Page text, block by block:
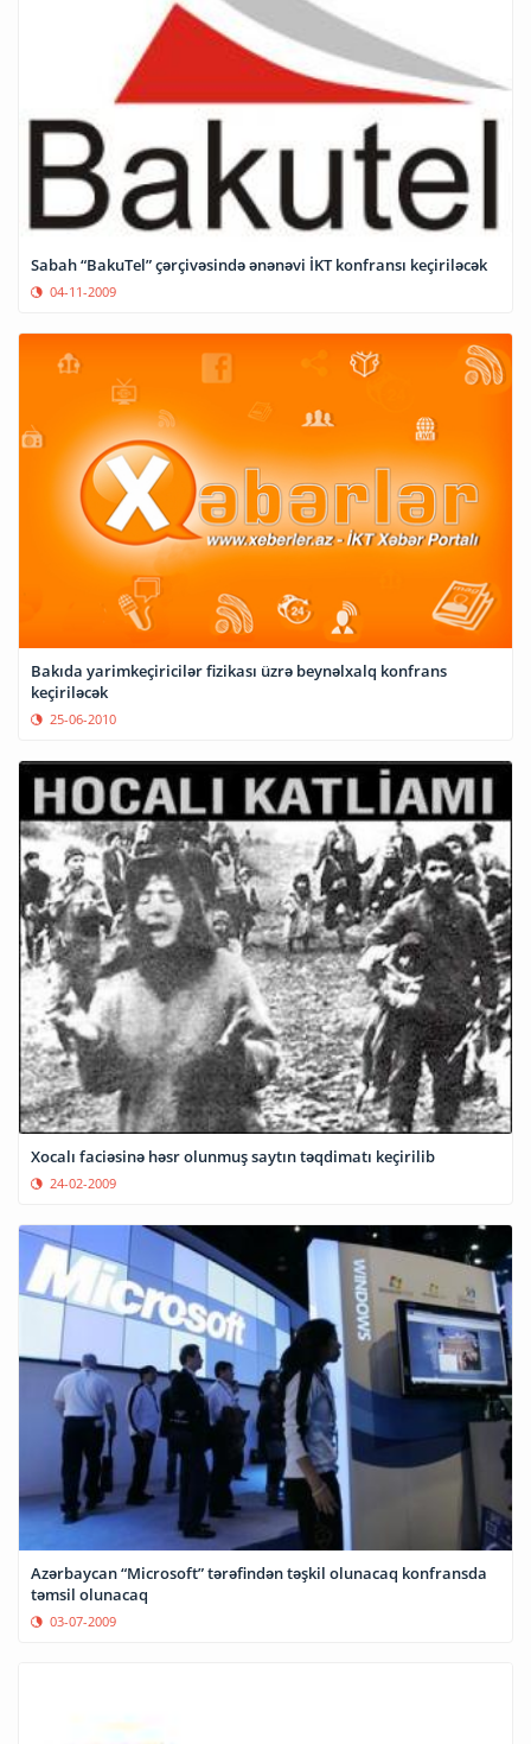
Sabah “BakuTel” çərçivəsində ənənəvi İKT konfransı keçiriləcək
04-11-2009
Bakıda yarimkeçiricilər fizikası üzrə beynəlxalq konfrans
keçiriləcək
25-06-2010
Xocalı faciəsinə həsr olunmuş saytın təqdimatı keçirilib
24-02-2009
Azərbaycan “Microsoft” tərəfindən təşkil olunacaq konfransda
təmsil olunacaq
03-07-2009